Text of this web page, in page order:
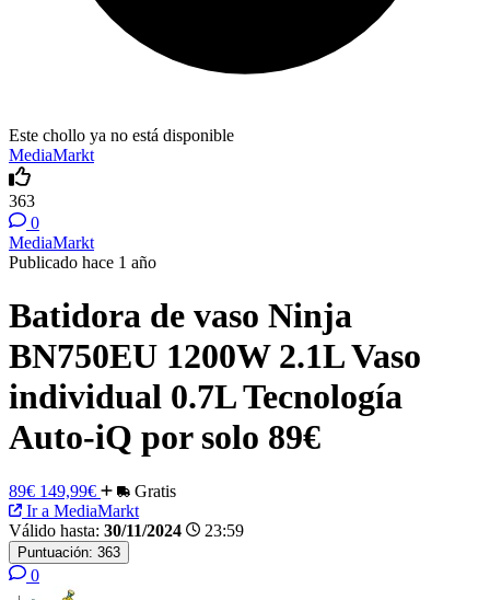
Este chollo ya no está disponible
MediaMarkt
363
0
MediaMarkt
Publicado hace 1 año
Batidora de vaso Ninja
BN750EU 1200W 2.1L Vaso
individual 0.7L Tecnología
Auto-iQ por solo 89€
89€ 149,99€
Gratis
Ir a MediaMarkt
Válido hasta: 30/11/2024 23:59
Puntuación: 363
0